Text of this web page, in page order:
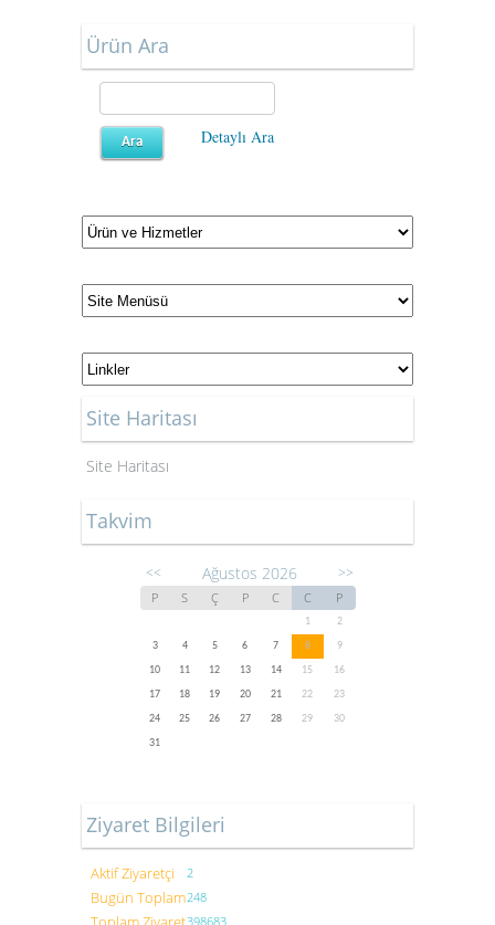
Ürün Ara
Detaylı Ara
Site Haritası
Site Haritası
Takvim
<< Ağustos 2026 >>
P S Ç P C C P
1
2
3
4 5 6 7 8
9
10
11 12 13 14 15
16
17
18 19 20 21 22
23
24
25 26 27 28 29
30
31
Ziyaret Bilgileri
Aktif Ziyaretçi 2
Bugün Toplam248
398683